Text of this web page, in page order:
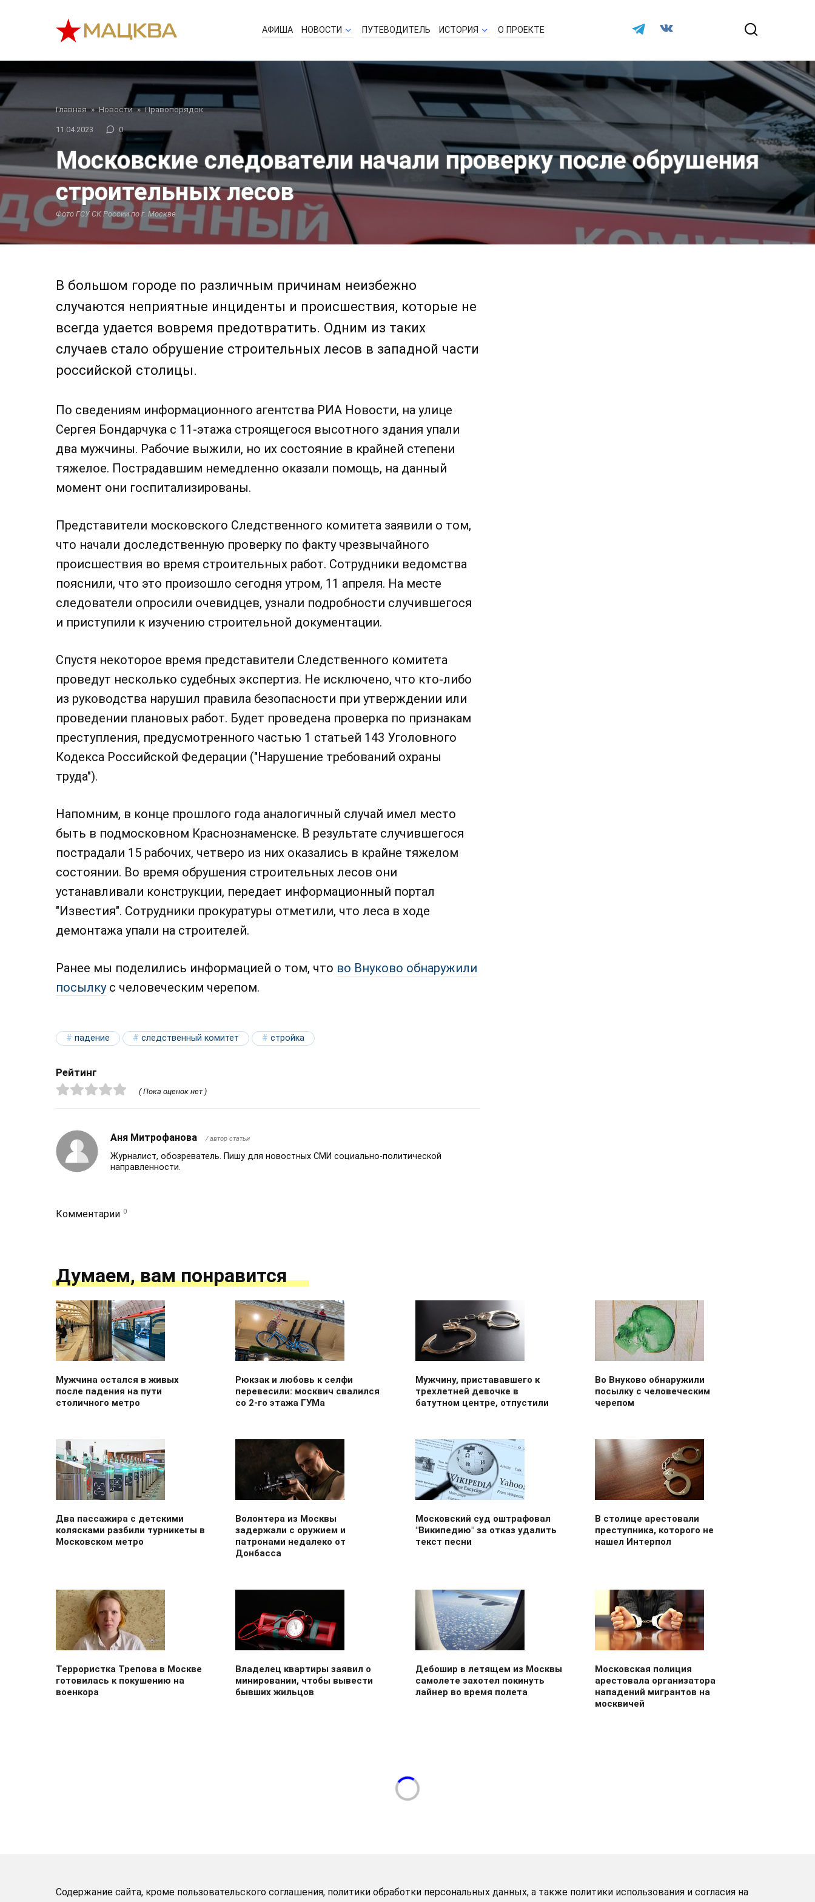
АФИША НОВОСТИ ПУТЕВОДИТЕЛЬ ИСТОРИЯ О ПРОЕКТЕ
Главная » Новости » Правопорядок
11.04.2023 0
Московские следователи начали проверку после обрушения
строительных лесов
Фото ГСУ СК России по г. Москве
В большом городе по различным причинам неизбежно
случаются неприятные инциденты и происшествия, которые не
всегда удается вовремя предотвратить. Одним из таких
случаев стало обрушение строительных лесов в западной части
российской столицы.
По сведениям информационного агентства РИА Новости, на улице
Сергея Бондарчука с 11-этажа строящегося высотного здания упали
два мужчины. Рабочие выжили, но их состояние в крайней степени
тяжелое. Пострадавшим немедленно оказали помощь, на данный
момент они госпитализированы.
Представители московского Следственного комитета заявили о том,
что начали доследственную проверку по факту чрезвычайного
происшествия во время строительных работ. Сотрудники ведомства
пояснили, что это произошло сегодня утром, 11 апреля. На месте
следователи опросили очевидцев, узнали подробности случившегося
и приступили к изучению строительной документации.
Спустя некоторое время представители Следственного комитета
проведут несколько судебных экспертиз. Не исключено, что кто-либо
из руководства нарушил правила безопасности при утверждении или
проведении плановых работ. Будет проведена проверка по признакам
преступления, предусмотренного частью 1 статьей 143 Уголовного
Кодекса Российской Федерации ("Нарушение требований охраны
труда").
Напомним, в конце прошлого года аналогичный случай имел место
быть в подмосковном Краснознаменске. В результате случившегося
пострадали 15 рабочих, четверо из них оказались в крайне тяжелом
состоянии. Во время обрушения строительных лесов они
устанавливали конструкции, передает информационный портал
"Известия". Сотрудники прокуратуры отметили, что леса в ходе
демонтажа упали на строителей.
Ранее мы поделились информацией о том, что во Внуково обнаружили
посылкус человеческим черепом.
падение следственный комитет стройка
Рейтинг
( Пока оценок нет )
Аня Митрофанова / автор статьи
Журналист, обозреватель. Пишу для новостных СМИ социально-политической
направленности.
Комментарии 0
Думаем, вам понравится
Мужчина остался в живых
после падения на пути
столичного метро
Рюкзак и любовь к селфи
перевесили: москвич свалился
со 2-го этажа ГУМа
Мужчину, пристававшего к
трехлетней девочке в
батутном центре, отпустили
Во Внуково обнаружили
посылку с человеческим
черепом
Два пассажира с детскими
колясками разбили турникеты в
Московском метро
Волонтера из Москвы
задержали с оружием и
патронами недалеко от
Донбасса
Московский суд оштрафовал
"Википедию" за отказ удалить
текст песни
В столице арестовали
преступника, которого не
нашел Интерпол
Террористка Трепова в Москве
готовилась к покушению на
военкора
Владелец квартиры заявил о
минировании, чтобы вывести
бывших жильцов
Дебошир в летящем из Москвы
самолете захотел покинуть
лайнер во время полета
Московская полиция
арестовала организатора
нападений мигрантов на
москвичей
Содержание сайта, кроме пользовательского соглашения, политики обработки персональных данных, а также политики использования и согласия на